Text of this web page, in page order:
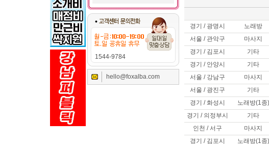
1544-9784
hello@foxalba.com
경기 / 광명시
노래방
서울 / 관악구
마사지
경기 / 김포시
기타
경기 / 안양시
기타
서울 / 강남구
마사지
서울 / 광진구
기타
경기 / 화성시
노래방(1종)
경기 / 의정부시
기타
인천 / 서구
마사지
경기 / 김포시
노래방(1종)